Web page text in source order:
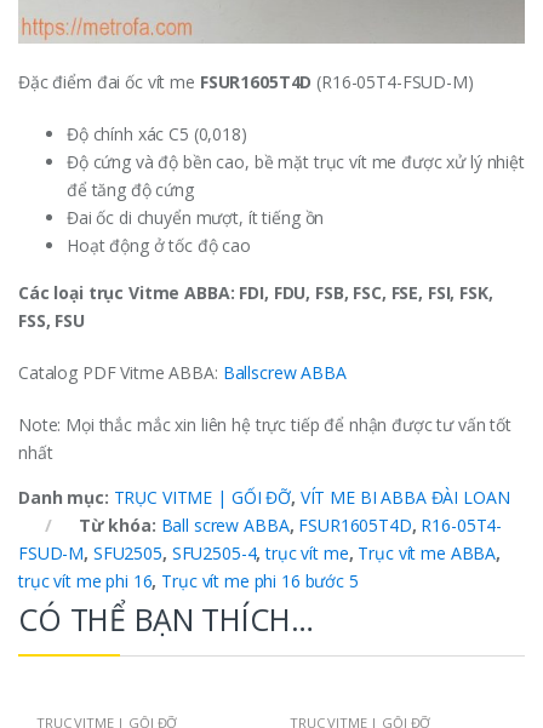
Đặc điểm đai ốc vít me FSUR1605T4D (R16-05T4-FSUD-M)
Độ chính xác C5 (0,018)
Độ cứng và độ bền cao, bề mặt trục vít me được xử lý nhiệt
để tăng độ cứng
Đai ốc di chuyển mượt, ít tiếng ồn
Hoạt động ở tốc độ cao
Các loại trục Vitme ABBA: FDI, FDU, FSB, FSC, FSE, FSI, FSK,
FSS, FSU
Catalog PDF Vitme ABBA: Ballscrew ABBA
Note: Mọi thắc mắc xin liên hệ trực tiếp để nhận được tư vấn tốt
nhất
Danh mục: TRỤC VITME | GỐI ĐỠ, VÍT ME BI ABBA ĐÀI LOAN
Từ khóa: Ball screw ABBA, FSUR1605T4D, R16-05T4-
FSUD-M, SFU2505, SFU2505-4,trục vít me, Trục vít me ABBA,
trục vít me phi 16, Trục vít me phi 16 bước 5
CÓ THỂ BẠN THÍCH…
TRỤC VITME | GỐI ĐỠ TRỤC VITME | GỐI ĐỠ